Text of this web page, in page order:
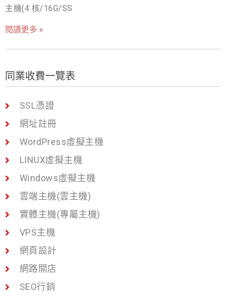
主機(4 核/16G/SS
閱讀更多 »
同業收費一覽表
SSL憑證
網址註冊
WordPress虛擬主機
LINUX虛擬主機
Windows虛擬主機
雲端主機(雲主機)
實體主機(專屬主機)
VPS主機
網頁設計
網路開店
SEO行銷